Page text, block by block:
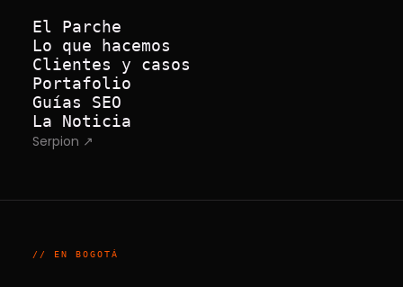
El Parche
Lo que hacemos
Clientes y casos
Portafolio
Guías SEO
La Noticia
Serpion ↗
// EN BOGOTÁ